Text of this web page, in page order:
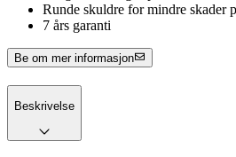
Runde skuldre for mindre skader
7 års garanti
Be om mer informasjon
Beskrivelse